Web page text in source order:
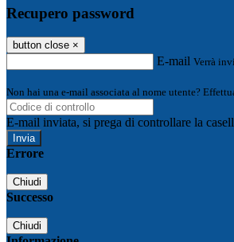
Recupero password
button close ×
E-mail Verrà
Non hai una e-mail associata al nome utente?
E-mail inviata, si prega di controllare la
Errore
Chiudi
Successo
Chiudi